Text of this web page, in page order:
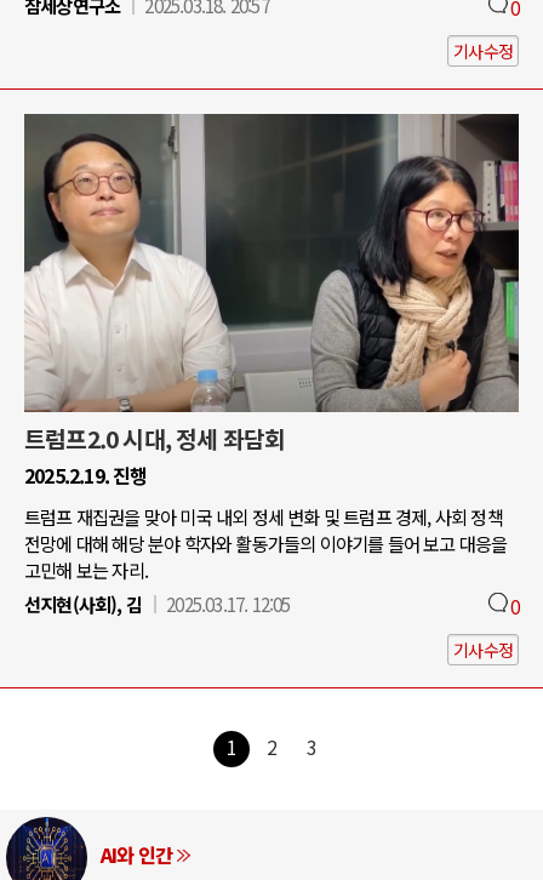
0
기사수정
트럼프2.0 시대, 정세 좌담회
2025.2.19. 진행
트럼프 재집권을 맞아 미국 내외 정세 변화 및 트럼프 경제, 사회 정책
전망에 대해 해당 분야 학자와 활동가들의 이야기를 들어 보고 대응을
고민해 보는 자리.
선지현(사회), 김
2025.03.17. 12:05 0
기사수정
1 2 3
AI와 인간